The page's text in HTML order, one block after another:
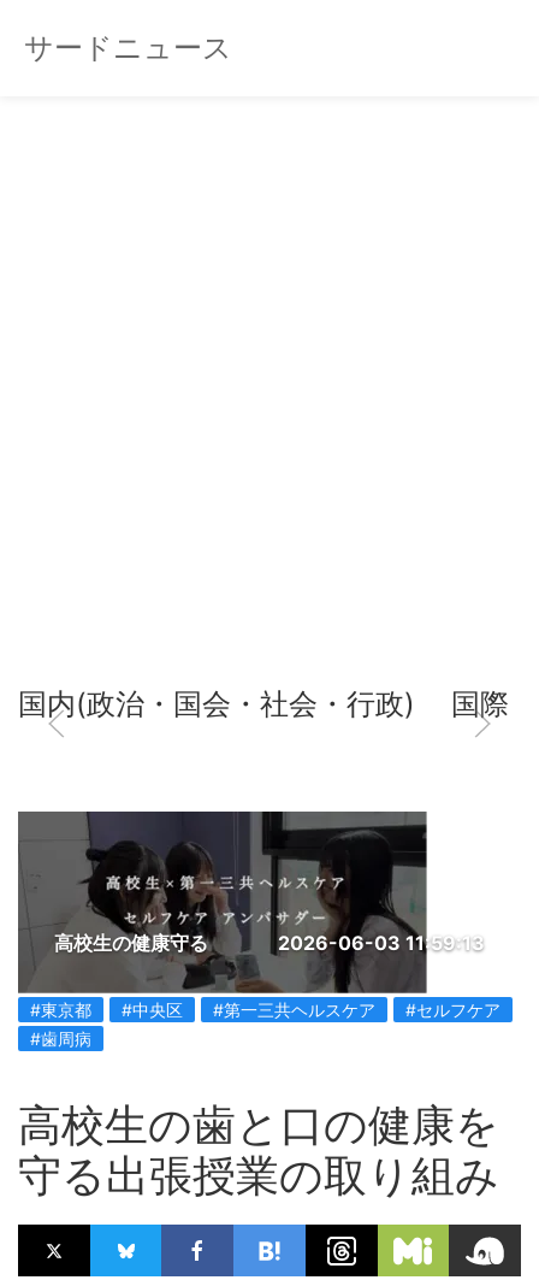
サードニュース
国内(政治・国会・社会・行政) 国際
高校生の健康守る 2026-06-03 11:59:13
#東京都 #中央区 #第一三共ヘルスケア
#セルフケア
#歯周病
高校生の歯と口の健康を
守る出張授業の取り組み